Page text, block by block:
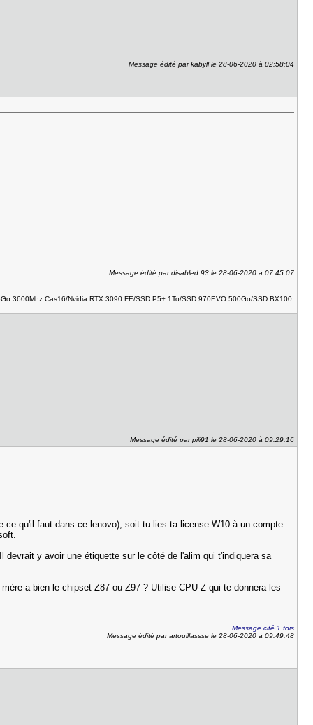
Message édité par kabyll le 28-06-2020 à 02:58:04
Message édité par disabled 93 le 28-06-2020 à 07:45:07
3600Mhz Cas16/Nvidia RTX 3090 FE/SSD P5+ 1To/SSD 970EVO 500Go/SSD BX100
Message édité par pili91 le 28-06-2020 à 09:29:16
qu'il faut dans ce lenovo), soit tu lies ta license W10 à un compte
y avoir une étiquette sur le côté de l'alim qui t'indiquera sa
a bien le chipset Z87 ou Z97 ? Utilise CPU-Z qui te donnera les
Message cité 1 fois
Message édité par artouillassse le 28-06-2020 à 09:49:48